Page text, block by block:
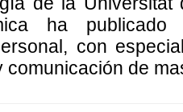
ha publicado
con
comunicación de